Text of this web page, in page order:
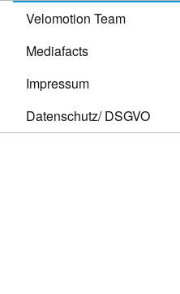
Velomotion Team
Mediafacts
Impressum
Datenschutz/ DSGVO